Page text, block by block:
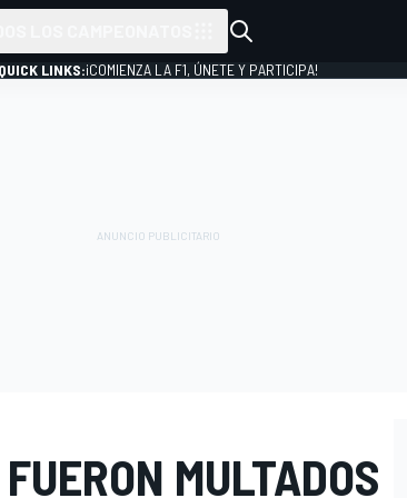
QUICK LINKS:¡COMIENZA LA F1, ÚNETE Y PARTICIPA!
MULTADOS